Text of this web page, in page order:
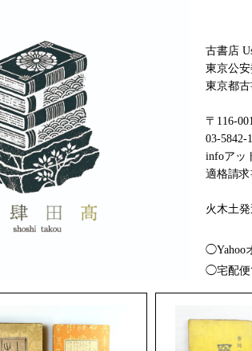
古書店
東京公
東京都
〒116-
03-
infoアッ
適格請求
火木土
◯Yahoo
◯宅配便